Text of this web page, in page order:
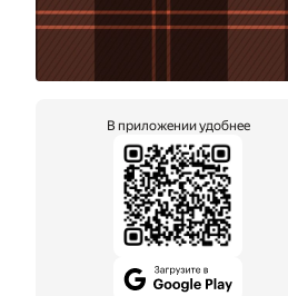
В приложении удобнее